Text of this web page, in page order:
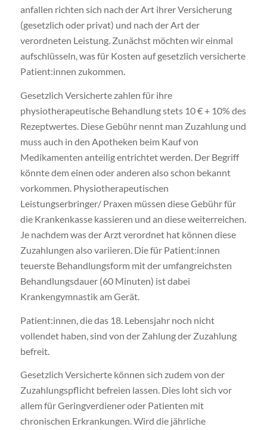
anfallen richten sich nach der Art ihrer Versicherung
(gesetzlich oder privat) und nach der Art der
verordneten Leistung. Zunächst möchten wir einmal
aufschlüsseln, was für Kosten auf gesetzlich versicherte
Patient:innen zukommen.
Gesetzlich Versicherte zahlen für ihre
physiotherapeutische Behandlung stets 10 € + 10% des
Rezeptwertes. Diese Gebühr nennt man Zuzahlung und
muss auch in den Apotheken beim Kauf von
Medikamenten anteilig entrichtet werden. Der Begriff
könnte dem einen oder anderen also schon bekannt
vorkommen. Physiotherapeutischen
Leistungserbringer/ Praxen müssen diese Gebühr für
die Krankenkasse kassieren und an diese weiterreichen.
Je nachdem was der Arzt verordnet hat können diese
Zuzahlungen also variieren. Die für Patient:innen
teuerste Behandlungsform mit der umfangreichsten
Behandlungsdauer (60 Minuten) ist dabei
Krankengymnastik am Gerät.
Patient:innen, die das 18. Lebensjahr noch nicht
vollendet haben, sind von der Zahlung der Zuzahlung
befreit.
Gesetzlich Versicherte können sich zudem von der
Zuzahlungspflicht befreien lassen. Dies loht sich vor
allem für Geringverdiener oder Patienten mit
chronischen Erkrankungen. Wird die jährliche